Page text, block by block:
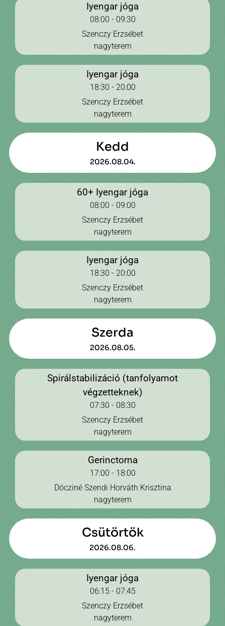
Iyengar jóga
08:00 - 09:30
Szenczy Erzsébet
nagyterem
Iyengar jóga
18:30 - 20:00
Szenczy Erzsébet
nagyterem
Kedd
2026.08.04.
60+ Iyengar jóga
08:00 - 09:00
Szenczy Erzsébet
nagyterem
Iyengar jóga
18:30 - 20:00
Szenczy Erzsébet
nagyterem
Szerda
2026.08.05.
Spirálstabilizáció (tanfolyamot
végzetteknek)
07:30 - 08:30
Szenczy Erzsébet
nagyterem
Gerinctorna
17:00 - 18:00
Dócziné Szendi Horváth Krisztina
nagyterem
Csütörtök
2026.08.06.
Iyengar jóga
06:15 - 07:45
Szenczy Erzsébet
nagyterem